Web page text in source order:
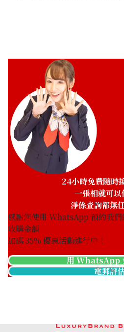
24小時免費隨時
一張相就可以
淨係查詢都無
感謝您使用 WhatsApp 預約我們
收購金額
加碼35% 優惠活動進行中！
用 WhatsApp
電郵評